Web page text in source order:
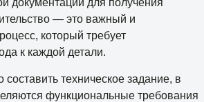
— это важный и
который требует
к каждой детали.
техническое задание, в
функциональные требования